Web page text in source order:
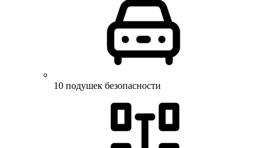
10 подушек безопасности